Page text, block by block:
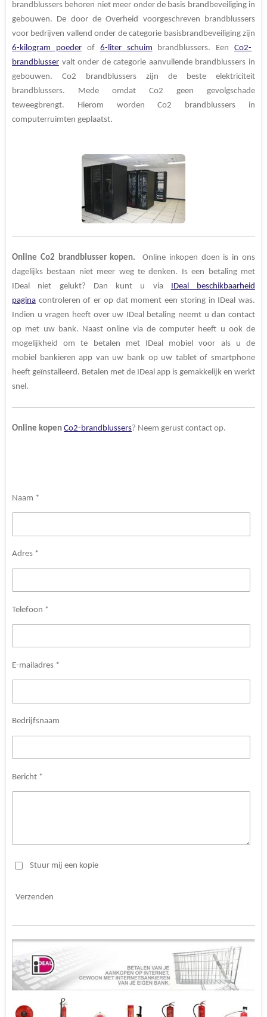
brandblussers behoren niet meer onder de basis brandbeveiliging in
gebouwen. De door de Overheid voorgeschreven brandblussers
voor bedrijven vallend onder de categorie basisbrandbeveiliging zijn
6-kilogram poederof 6-liter schuim brandblussers. EenCo2-
brandblusser valt onder de categorie aanvullende brandblussers in
gebouwen. Co2 brandblussers zijn de beste elektriciteit
brandblussers. Mede omdat Co2 geen gevolgschade
teweegbrengt. Hierom worden Co2 brandblussers in
computerruimten geplaatst.
Online Co2 brandblusser kopen.
Online inkopen doen is in ons
dagelijks bestaan niet meer weg te denken. Is een betaling met
IDeal niet gelukt? Dan kunt u via
IDeal beschikbaarheid
pagina controleren of er op dat moment een storing in IDeal was.
Indien u vragen heeft over uw IDeal betaling neemt u dan contact
op met uw bank. Naast online via de computer heeft u ook de
mogelijkheid om te betalen met IDeal mobiel voor als u de
mobiel bankieren app van uw bank op uw tablet of smartphone
heeft geïnstalleerd. Betalen met de IDeal app is gemakkelijk en werkt
snel.
Online kopen Co2-brandblussers? Neem gerust contact op.
Naam *
Adres *
Telefoon *
E-mailadres *
Bedrijfsnaam
Bericht *
Stuur mij een kopie
Verzenden